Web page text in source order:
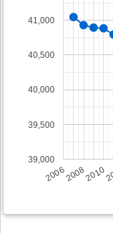
200620082010
39,000
39,500
40,000
40,500
41,000